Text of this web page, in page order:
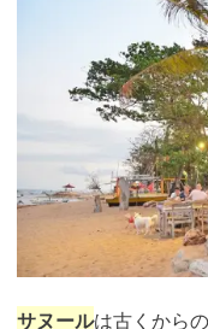
サヌールは古くから